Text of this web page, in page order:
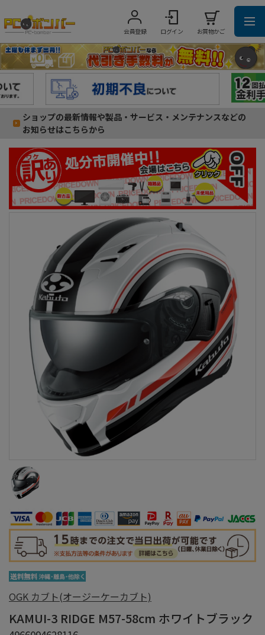
会員登録 ログイン お買物かご
ショップの最新情報や製品・サービス・メンテナンスなどの
お知らせはこちらから
OGK カブト(オージーケーカブト)
KAMUI-3 RIDGE M57-58cm ホワイトブラック